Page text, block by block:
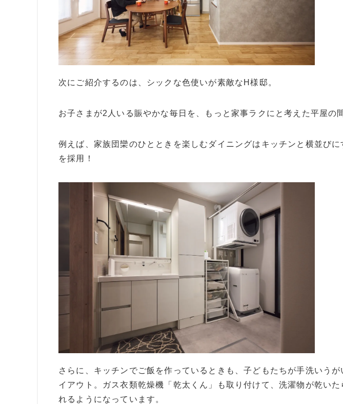
次にご紹介するのは、シックな色使いが素敵なH様邸。
お子さまが2人いる賑やかな毎日を、もっと家事ラクにと考えた平屋の
例えば、家族団欒のひとときを楽しむダイニングはキッチンと横並び
を採用！
さらに、キッチンでご飯を作っているときも、子どもたちが手洗いう
イアウト。ガス衣類乾燥機「乾太くん」も取り付けて、洗濯物が乾い
れるようになっています。